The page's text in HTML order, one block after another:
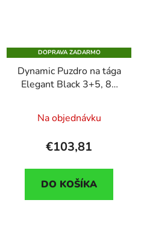
DOPRAVA ZADARMO
Dynamic Puzdro na tága
Elegant Black 3+5, 83
Na objednávku
€103,81
DO KOŠÍKA